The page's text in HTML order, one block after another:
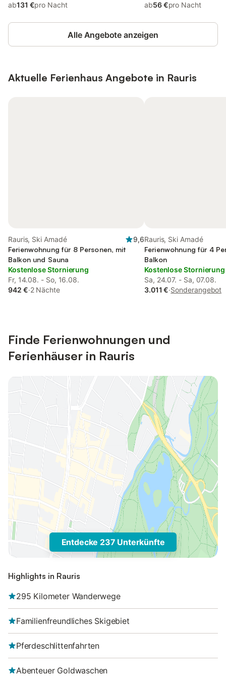
ab131 €pro Nacht ab56 €pro Nacht
Alle Angebote anzeigen
Aktuelle Ferienhaus Angebote in Rauris
Rauris, Ski Amadé
9,6
Ferienwohnung für 8 Personen, mit
Balkon und Sauna
Kostenlose Stornierung
Fr, 14.08. - So, 16.08.
942 €·2 Nächte
Rauris, Ski Amadé
Ferienwohnung für 4
Balkon
Kostenlose Stornierung
Sa, 24.07. - Sa, 07.08.
3.011 €·Sonderangebot
Finde Ferienwohnungen und
Ferienhäuser in Rauris
Entdecke 237 Unterkünfte
Highlights in Rauris
295 Kilometer Wanderwege
Familienfreundliches Skigebiet
Pferdeschlittenfahrten
Abenteuer Goldwaschen